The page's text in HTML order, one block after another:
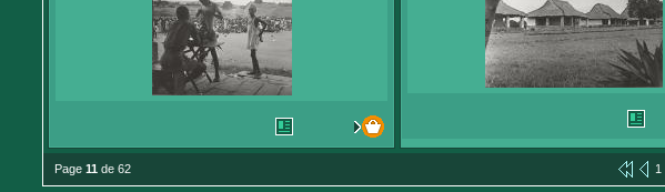
Page 11 de 62 1